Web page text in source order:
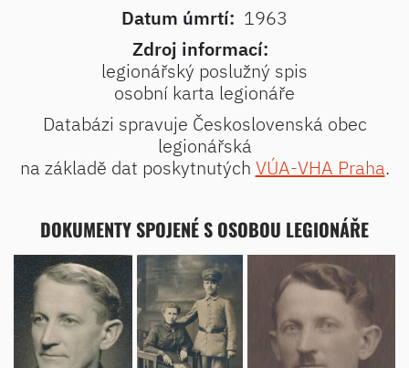
Datum úmrtí: 1963
Zdroj informací:
legionářský poslužný spis
osobní karta legionáře
Databázi spravuje Československá obec
legionářská
na základě dat poskytnutých VÚA-VHA Praha.
DOKUMENTY SPOJENÉ S OSOBOU LEGIONÁŘE